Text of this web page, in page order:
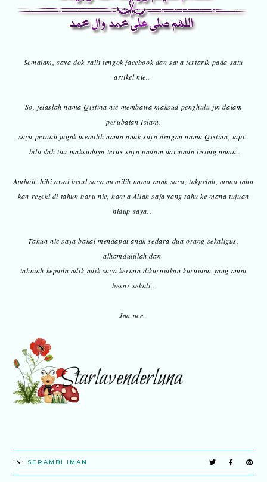
Semalam, saya dok ralit tengok facebook dan saya tertarik pada satu
artikel nie..
So, jelaslah nama Qistina nie membawa maksud penghulu jin dalam
perubatan Islam,
saya pernah jugak memilih nama anak saya dengan nama Qistina, tapi..
bila dah tau maksudnya terus saya padam daripada listing nama..
Amboii..hihi awal betul saya memilih nama anak saya, takpelah, mana tahu
kan rezeki di tahun baru nie, hanya Allah saja yang tahu ke mana tujuan
hidup saya..
Tahun nie saya bakal mendapat anak sedara dua orang sekaligus,
alhamdulillah dan
tahniah kepada adik-adik saya kerana dikurniakan kurniaan yang amat
besar sekali..
Jaa nee..
IN: SERAMBI IMAN